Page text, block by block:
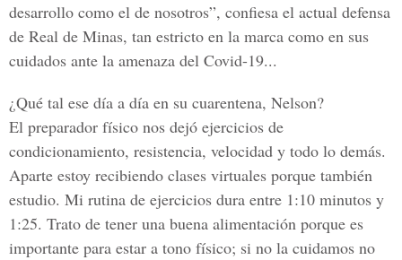
desarrollo como el de nosotros”, confiesa el actual defensa
de Real de Minas, tan estricto en la marca como en sus
cuidados ante la amenaza del Covid-19...
¿Qué tal ese día a día en su cuarentena, Nelson?
El preparador físico nos dejó ejercicios de
condicionamiento, resistencia, velocidad y todo lo demás.
Aparte estoy recibiendo clases virtuales porque también
estudio. Mi rutina de ejercicios dura entre 1:10 minutos y
1:25. Trato de tener una buena alimentación porque es
importante para estar a tono físico; si no la cuidamos no